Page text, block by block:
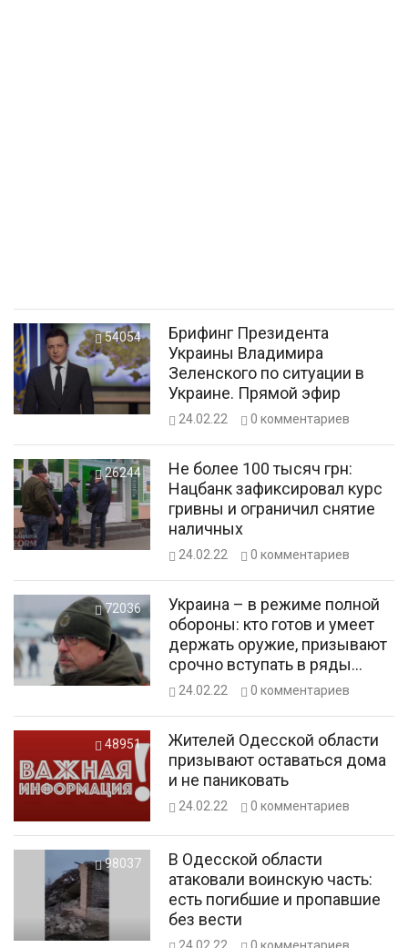
54054
Брифинг Президента
Украины Владимира
Зеленского по ситуации в
Украине. Прямой эфир
24.02.22 0 комментариев
26244
Не более 100 тысяч грн:
Нацбанк зафиксировал курс
гривны и ограничил снятие
наличных
24.02.22 0 комментариев
72036
Украина – в режиме полной
обороны: кто готов и умеет
держать оружие, призывают
срочно вступать в ряды
территориальной обороны
24.02.22 0 комментариев
48951
Жителей Одесской области
призывают оставаться дома
и не паниковать
24.02.22 0 комментариев
98037
В Одесской области
атаковали воинскую часть:
есть погибшие и пропавшие
без вести